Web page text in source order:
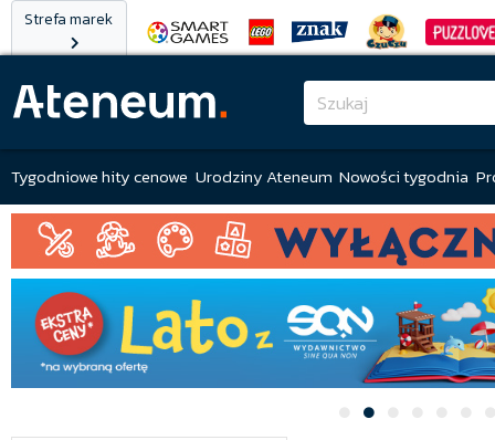
Strefa marek
Tygodniowe hity cenowe Urodziny Ateneum Nowości tygodnia